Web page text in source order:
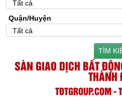
Quận/Huyện
TÌM
SÀN GIAO DỊCH BẤT
THÀNH
TĐTGROUP.COM -